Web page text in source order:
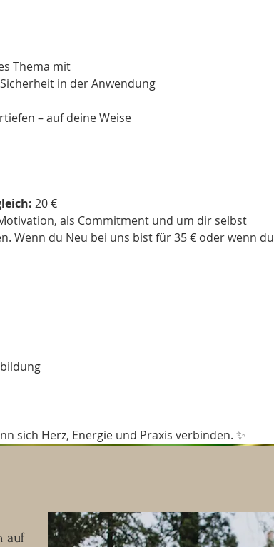
Thema mit
in der Anwendung
– auf deine Weise
20 €
als Commitment und um dir selbst
Wenn du Neu bei uns bist für 35 € oder wenn du
sich Herz, Energie und Praxis verbinden. ✨
auf